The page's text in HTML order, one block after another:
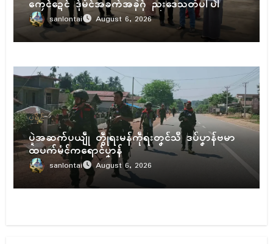
ကၠေၚ်ဍေၚ် ဒှ်မံၚ်အခက်အခုဲဂှ် ညးဒေသတံပါ်ပါဲ
sanlontai August 6, 2026
ပရိုၚ်
ပ္ဍဲအဆက်ပယျဵု တွဵုရးမန်ကဵုရးတၞၚ်သဳ ဒပ်ပၞာန်ဗမာ
ထပက်မံၚ်ကရောၚ်ပၞာန်
sanlontai August 6, 2026